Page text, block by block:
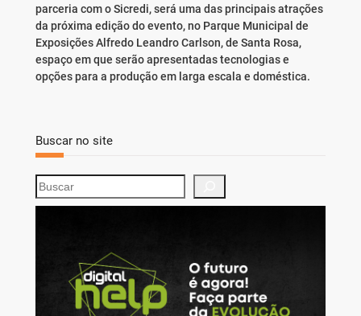
parceria com o Sicredi, será uma das principais atrações
da próxima edição do evento, no Parque Municipal de
Exposições Alfredo Leandro Carlson, de Santa Rosa,
espaço em que serão apresentadas tecnologias e
opções para a produção em larga escala e doméstica.
Buscar no site
S
e